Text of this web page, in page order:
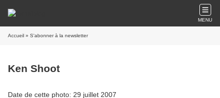
MENU
Accueil » S'abonner à la newsletter
Ken Shoot
Date de cette photo: 29 juillet 2007